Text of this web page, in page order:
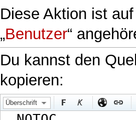
Diese Aktion ist
„Benutzer“
Du kannst den
kopieren:
Überschrift